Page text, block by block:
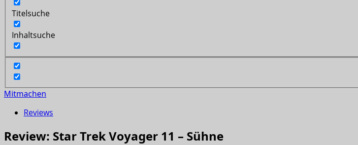
Titelsuche
Inhaltsuche
Mitmachen
Reviews
Review: Star Trek Voyager 11 – Sühne